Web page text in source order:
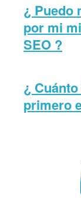
¿ Puedo
por mi
SEO ?
¿
primero